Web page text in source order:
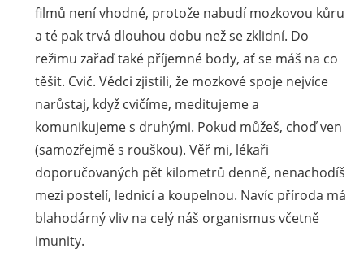
filmů není vhodné, protože nabudí mozkovou kůru
a té pak trvá dlouhou dobu než se zklidní. Do
režimu zařaď také příjemné body, ať se máš na co
těšit. Cvič. Vědci zjistili, že mozkové spoje nejvíce
narůstaj, když cvičíme, meditujeme a
komunikujeme s druhými. Pokud můžeš, choď ven
(samozřejmě s rouškou). Věř mi, lékaři
doporučovaných pět kilometrů denně, nenachodíš
mezi postelí, lednicí a koupelnou. Navíc příroda má
blahodárný vliv na celý náš organismus včetně
imunity.